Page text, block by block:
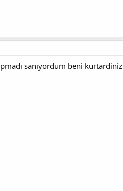
sanıyordum beni kurtardiniz